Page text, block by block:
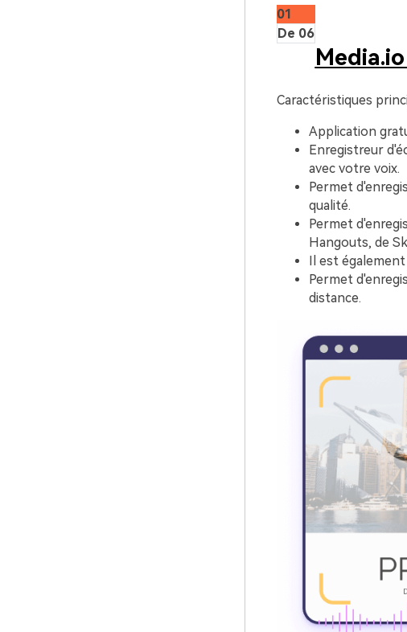
01
De 06
Caractéristiques
Application
Enregistreur
avec votre voix.
Permet
qualité.
Permet
Hangouts, de
Il est
Permet
distance.